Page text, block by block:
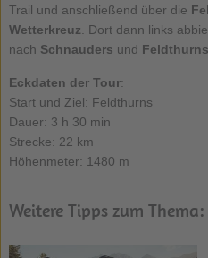
Trail und anschließend über die
Wetterkreuz . Dort dann links
nach Schnauders und Feldthurns
Eckdaten der Tour:
Start und Ziel: Feldthurns
Dauer: 3 h 30 min
Strecke: 22 km
Höhenmeter: 1480 m
Weitere Tipps zum Thema: